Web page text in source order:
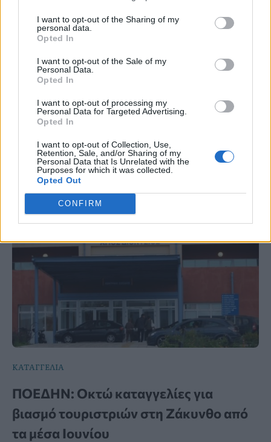
I want to opt-out of the Sharing of my
personal data.
Opted In
I want to opt-out of the Sale of my
Personal Data.
Opted In
I want to opt-out of processing my
Personal Data for Targeted Advertising.
Opted In
I want to opt-out of Collection, Use,
Retention, Sale, and/or Sharing of my
Personal Data that Is Unrelated with the
Purposes for which it was collected.
Opted Out
CONFIRM
ΠΡΑΣΙΝΟ ΤΣΑΙ
ΣΥΜΠΛΗΡΏΜΑΤΑ ΔΙΑΤΡΟΦΉΣ
Just in
ΚΑΤΑΓΓΕΛΙΑ
ΠΟΕΔΗΝ: Οκτώ καταγγελίες για
βιασμό τουριστριών στη Ζάκυνθο από
τα μέσα Ιουνίου